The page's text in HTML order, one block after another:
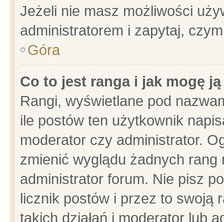
Jeżeli nie masz możliwości
administratorem i zapytaj,
Góra
Co to jest ranga i jak mogę
Rangi, wyświetlane pod
ile postów ten użytkownik
moderator czy administrator.
zmienić wyglądu żadnych
administrator forum. Nie pisz
licznik postów i przez to swoją
takich działań i moderator lub